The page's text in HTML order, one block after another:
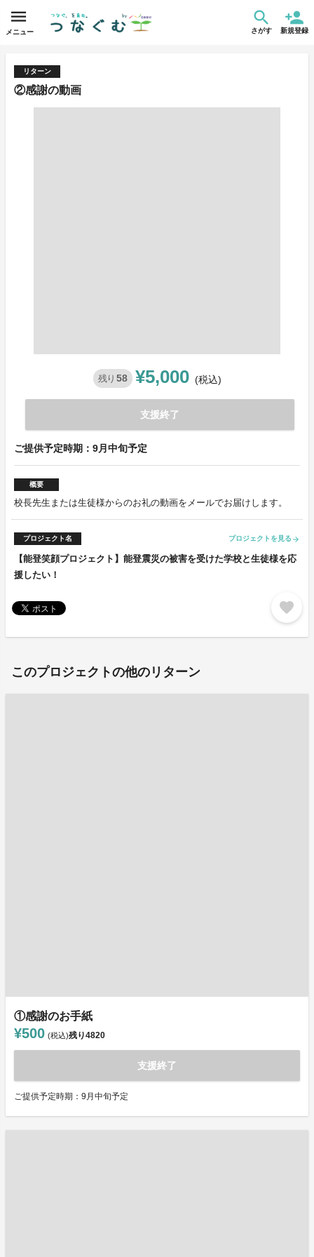
メニュー さがす 新規登録
リターン
②感謝の動画
残り 58 ¥5,000 (税込)
支援終了
ご提供予定時期：9月中旬予定
概要
校長先生または生徒様からのお礼の動画をメールでお届けします。
プロジェクト名 プロジェクトを見る arrow_forward
【能登笑顔プロジェクト】能登震災の被害を受けた学校と生徒様を応
援したい！
favorite
このプロジェクトの他のリターン
①感謝のお手紙
¥500 (税込)残り4820
支援終了
ご提供予定時期：9月中旬予定